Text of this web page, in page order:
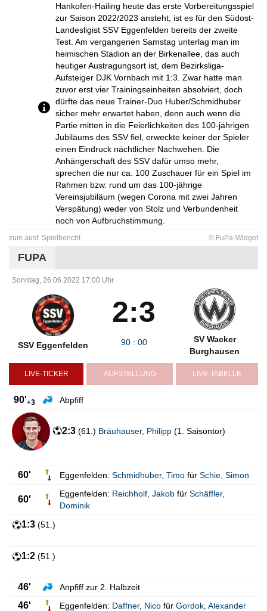
Hankofen-Hailing heute das erste Vorbereitungsspiel
zur Saison 2022/2023 ansteht, ist es für den Südost-
Landesligist SSV Eggenfelden bereits der zweite
Test. Am vergangenen Samstag unterlag man im
heimischen Stadion an der Birkenallee, das auch
heutiger Austragungsort ist, dem Bezirksliga-
Aufsteiger DJK Vornbach mit 1:3. Zwar hatte man
zuvor erst vier Trainingseinheiten absolviert, doch
dürfte das neue Trainer-Duo Huber/Schmidhuber
sicher mehr erwartet haben, denn auch wenn die
Partie mitten in die Feierlichkeiten des 100-jährigen
Jubiläums des SSV fiel, erweckte keiner der Spieler
einen Eindruck nächtlicher Nachwehen. Die
Anhängerschaft des SSV dafür umso mehr,
sprechen die nur ca. 100 Zuschauer für ein Spiel im
Rahmen bzw. rund um das 100-jährige
Vereinsjubiläum (wegen Corona mit zwei Jahren
Verspätung) weder von Stolz und Verbundenheit
noch von Aufbruchstimmung.
zum ausf. Spielbericht © FuPa-Widget
FUPA
Sonntag, 26.06.2022 17:00 Uhr
SSV Eggenfelden
2:3
90 : 00
SV Wacker
Burghausen
LIVE-TICKER AUFSTELLUNG LIVE-TABELLE
90'+3 Abpfiff
2:3 (61. ) Bräuhauser, Philipp (1. Saisontor)
60' Eggenfelden: Schmidhuber, Timo für Schie Simon
60'
Eggenfelden: Reichholf Jakob für Schäffler,
Dominik
1:3 (51. )
1:2 (51. )
46' Anpfiff zur 2. Halbzeit
46' Eggenfelden: Daffner, Nico für Gordok Alexander